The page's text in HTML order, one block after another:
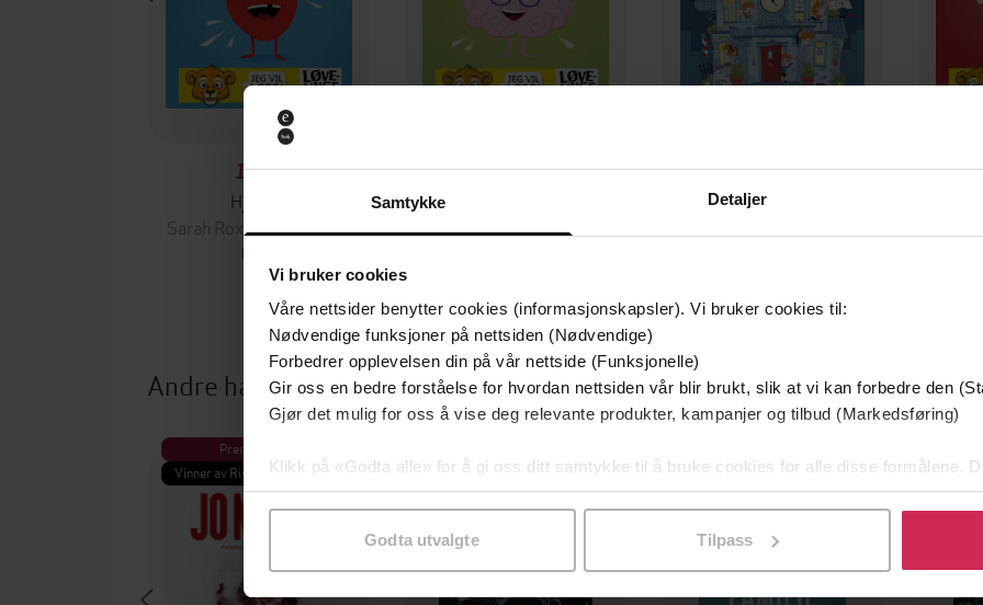
Samtykke Detaljer
Vi bruker cookies
Våre nettsider benytter cookies (informasjonskapsler). Vi bruker cookies til:
Nødvendige funksjoner på nettsiden (Nødvendige)
Forbedrer opplevelsen din på vår nettside (Funksjonelle)
Gir oss en bedre forståelse for hvordan nettsiden vår blir brukt, slik at vi kan forbedre den
Gjør det mulig for oss å vise deg relevante produkter, kampanjer og tilbud (Markedsføring)
Klikk på «Godta alle» for å gi oss ditt samtykke til å bruke cookies for alle disse formålene.
samtykke til spesifikke formål ved å klikke på «Tilpass». Du kan når som helst trekke
Godta utvalgte Tilpass
199,-
Hjertet
Sarah Roxana Herlofsen
EBOK
199,-
229,-
Andre har også kjøpt
Premium
Vinner av Rivertonprisen
Første gang på tilbud